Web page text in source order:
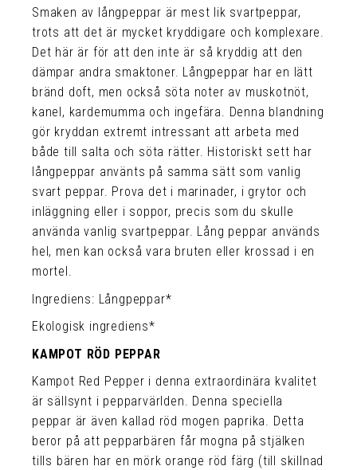
Smaken av långpeppar är mest lik svartpeppar,
trots att det är mycket kryddigare och komplexare.
Det här är för att den inte är så kryddig att den
dämpar andra smaktoner. Långpeppar har en lätt
bränd doft, men också söta noter av muskotnöt,
kanel, kardemumma och ingefära. Denna blandning
gör kryddan extremt intressant att arbeta med
både till salta och söta rätter. Historiskt sett har
långpeppar använts på samma sätt som vanlig
svart peppar. Prova det i marinader, i grytor och
inläggning eller i soppor, precis som du skulle
använda vanlig svartpeppar. Lång peppar används
hel, men kan också vara bruten eller krossad i en
mortel.
Ingrediens: Långpeppar*
Ekologisk ingrediens*
KAMPOT RÖD PEPPAR
Kampot Red Pepper i denna extraordinära kvalitet
är sällsynt i pepparvärlden. Denna speciella
peppar är även kallad röd mogen paprika. Detta
beror på att pepparbären får mogna på stjälken
tills bären har en mörk orange röd färg (till skillnad